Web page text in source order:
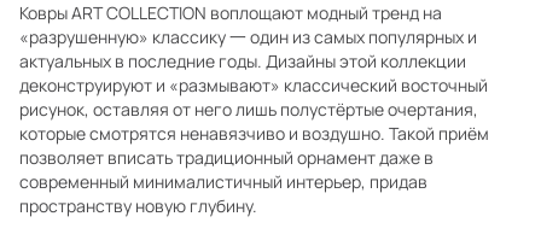
Ковры ART COLLECTION воплощают модный тренд на
«разрушенную» классику 一 один из самых популярных и
актуальных в последние годы. Дизайны этой коллекции
деконструируют и «размывают» классический восточный
рисунок, оставляя от него лишь полустёртые очертания,
которые смотрятся ненавязчиво и воздушно. Такой приём
позволяет вписать традиционный орнамент даже в
современный минималистичный интерьер, придав
пространству новую глубину.